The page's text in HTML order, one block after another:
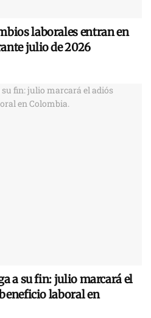
laborales entran en
julio de 2026
a su fin: julio marcará el
laboral en